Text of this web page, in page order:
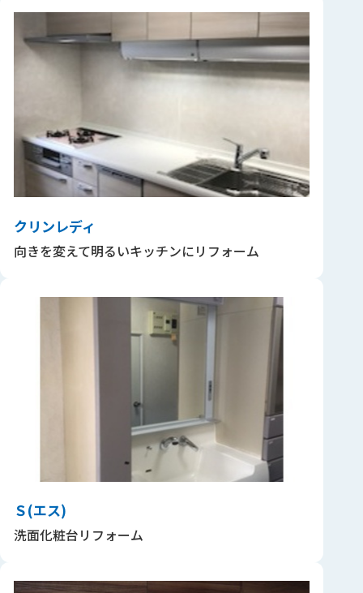
クリンレディ
向きを変えて明るいキッチンにリフォーム
Ｓ(エス)
洗面化粧台リフォーム